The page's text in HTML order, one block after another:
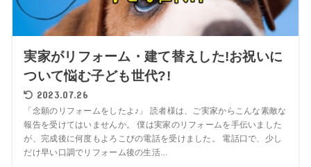
実家がリフォーム・建て替えした!お祝いに
ついて悩む子ども世代?!
2023.07.26
「念願のリフォームをしたよ♪」 読者様は、ご実家からこんな素敵な
報告を受けてはいませんか。 僕は実家のリフォームを手伝いました
が、完成後に何度もよろこびの電話を受けました。 電話口で、少し
だけ早い口調でリフォーム後の生活...